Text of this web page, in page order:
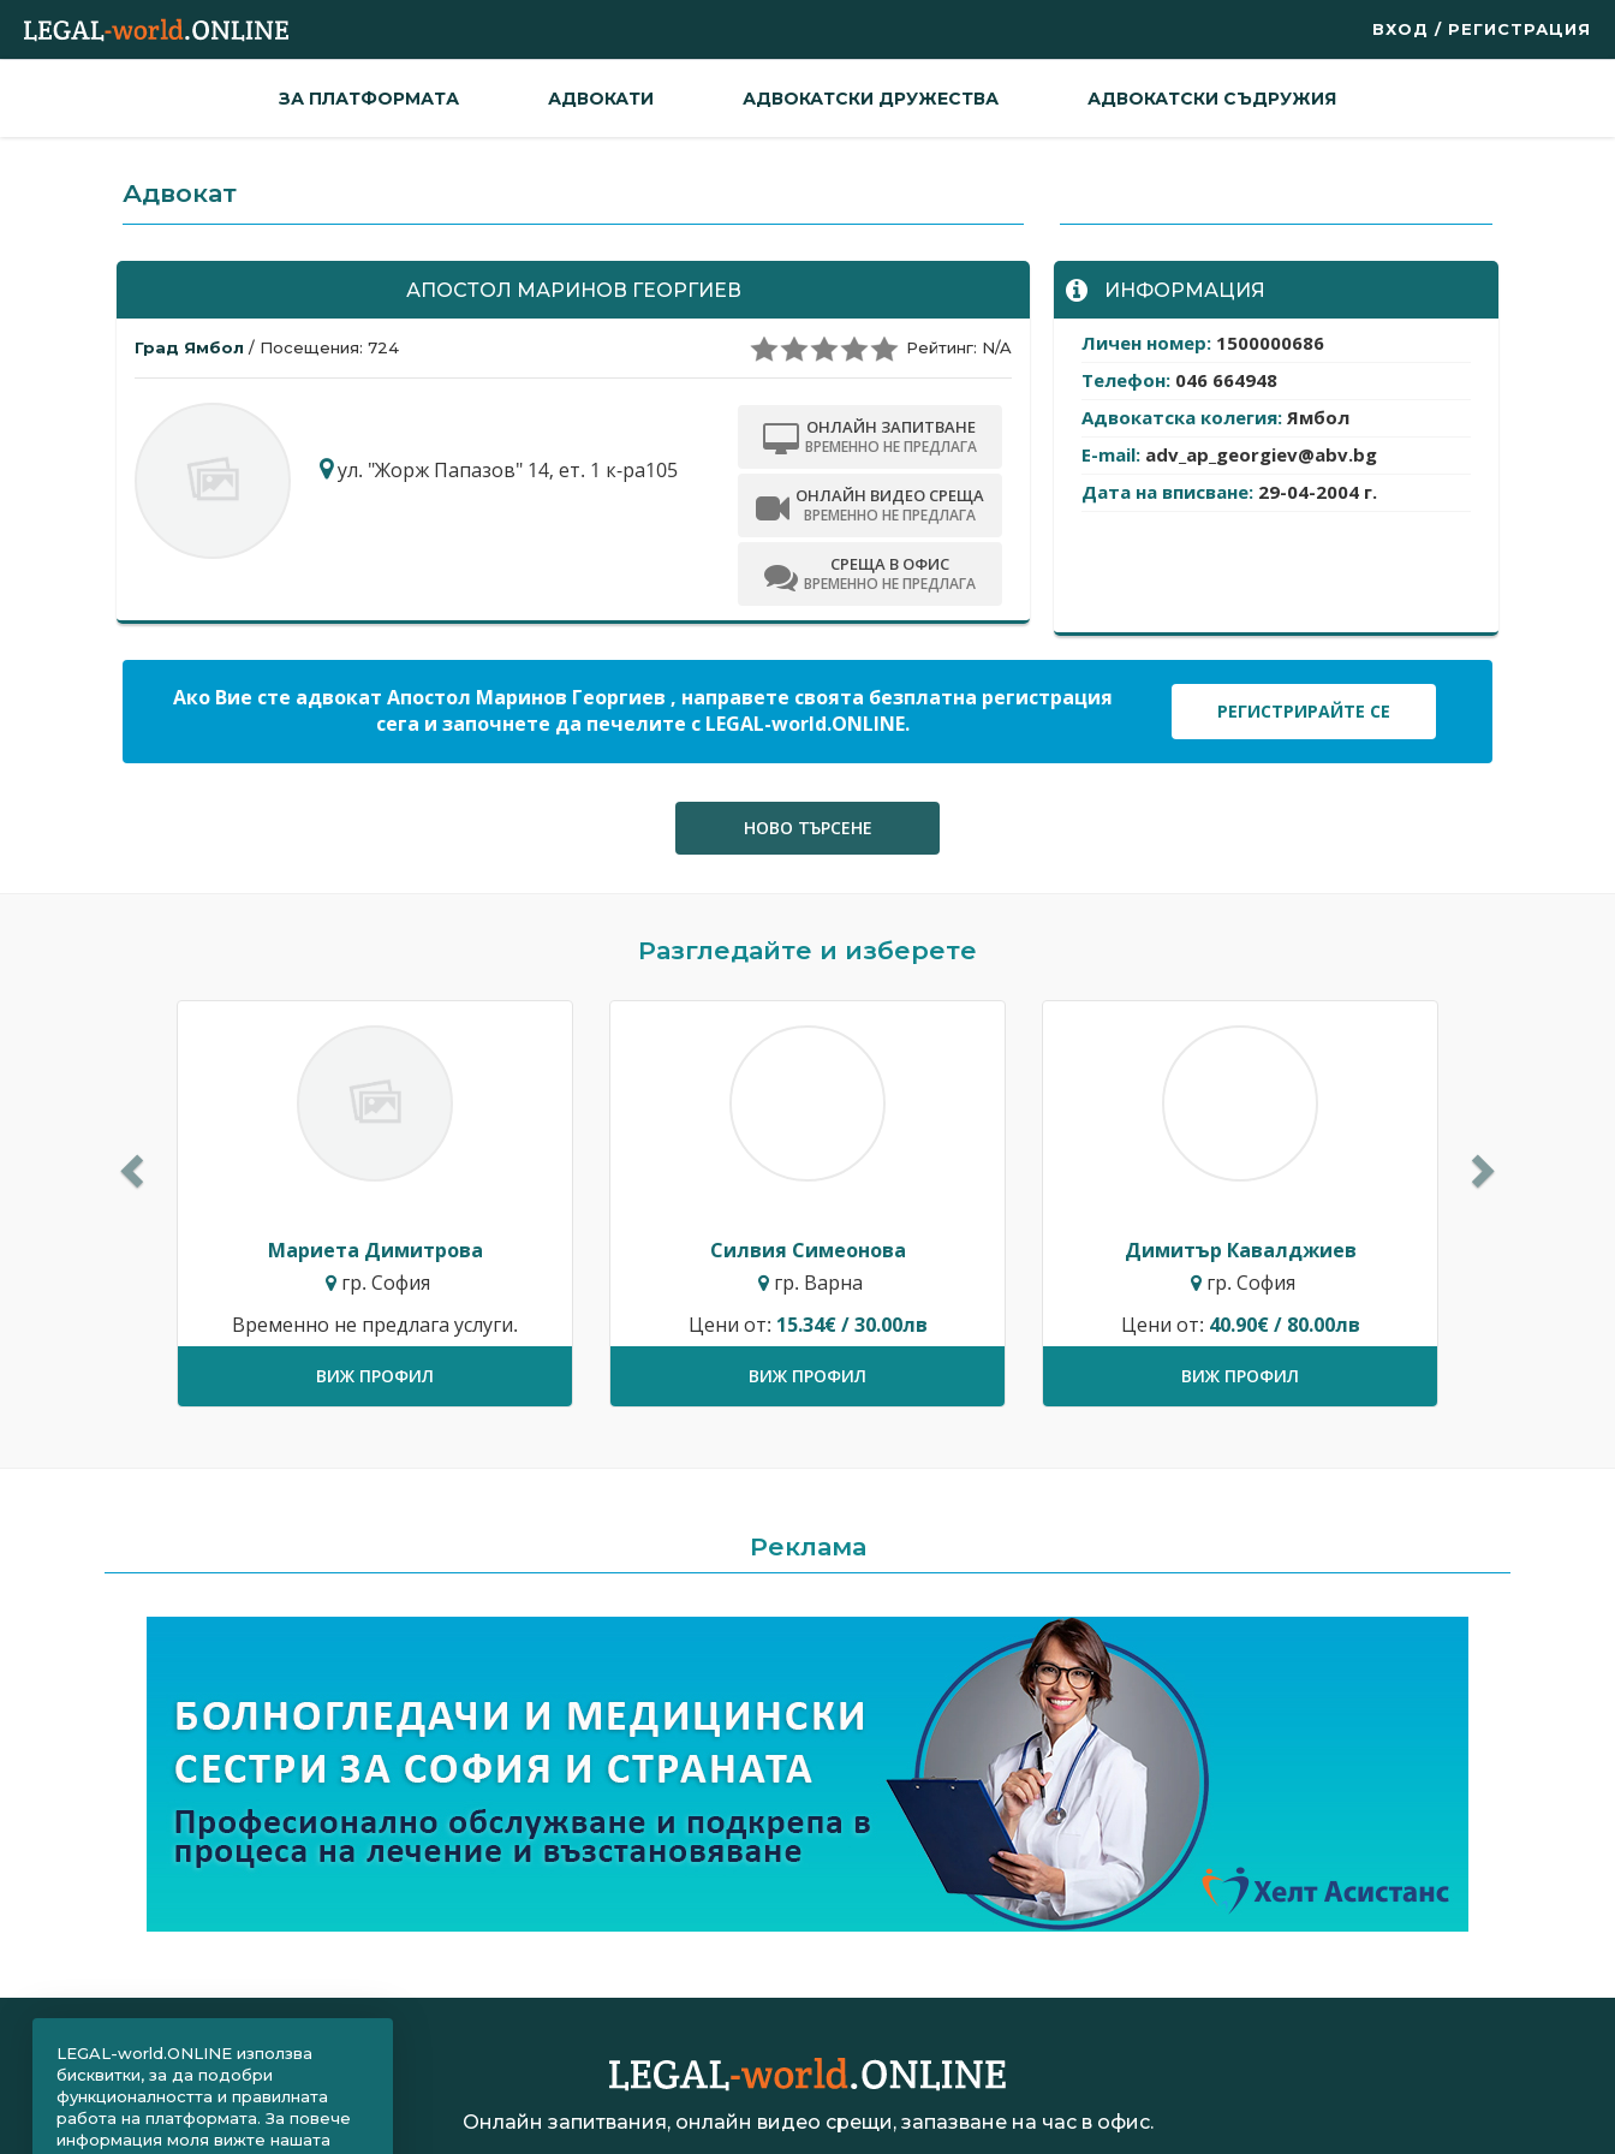
ВХОД / РЕГИСТРАЦИЯ
ЗА ПЛАТФОРМАТА АДВОКАТИ АДВОКАТСКИ ДРУЖЕСТВА АДВОКАТСКИ СЪДРУЖИЯ
Адвокат
АПОСТОЛ МАРИНОВ ГЕОРГИЕВ
Град Ямбол / Посещения: 724 Рейтинг: N/A
ул. "Жорж Папазов" 14, ет. 1 к-ра105
ОНЛАЙН ЗАПИТВАНЕ
ВРЕМЕННО НЕ ПРЕДЛАГА
ОНЛАЙН ВИДЕО СРЕЩА
ВРЕМЕННО НЕ ПРЕДЛАГА
СРЕЩА В ОФИС
ВРЕМЕННО НЕ ПРЕДЛАГА
ИНФОРМАЦИЯ
Личен номер: 1500000686
Телефон: 046 664948
Адвокатска колегия: Ямбол
E-mail: adv_ap_georgiev@abv.bg
Дата на вписване: 29-04-2004 г.
Ако Вие сте адвокат Апостол Маринов Георгиев , направете своята безплатна регистрация
сега и започнете да печелите с LEGAL-world.ONLINE.
РЕГИСТРИРАЙТЕ СЕ
НОВО ТЪРСЕНЕ
Разгледайте и изберете
Мариета Димитрова
гр. София
Временно не предлага услуги.
ВИЖ ПРОФИЛ
Силвия Симеонова
гр. Варна
Цени от: 15.34€ / 30.00лв
ВИЖ ПРОФИЛ
Димитър Кавалджиев
гр. София
Цени от: 40.90€ / 80.00лв
ВИЖ ПРОФИЛ
Реклама
Онлайн запитвания, онлайн видео срещи, запазване на час в офис.
LEGAL-world.ONLINE използва
бисквитки, за да подобри
функционалността и правилната
работа на платформата. За повече
информация моля вижте нашата